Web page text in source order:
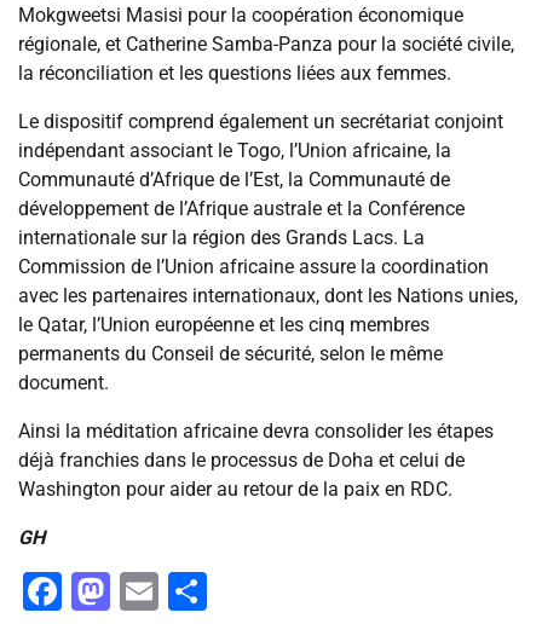
Mokgweetsi Masisi pour la coopération économique
régionale, et Catherine Samba-Panza pour la société civile,
la réconciliation et les questions liées aux femmes.
Le dispositif comprend également un secrétariat conjoint
indépendant associant le Togo, l’Union africaine, la
Communauté d’Afrique de l’Est, la Communauté de
développement de l’Afrique australe et la Conférence
internationale sur la région des Grands Lacs. La
Commission de l’Union africaine assure la coordination
avec les partenaires internationaux, dont les Nations unies,
le Qatar, l’Union européenne et les cinq membres
permanents du Conseil de sécurité, selon le même
document.
Ainsi la méditation africaine devra consolider les étapes
déjà franchies dans le processus de Doha et celui de
Washington pour aider au retour de la paix en RDC.
GH
Facebook
Mastodon
Email